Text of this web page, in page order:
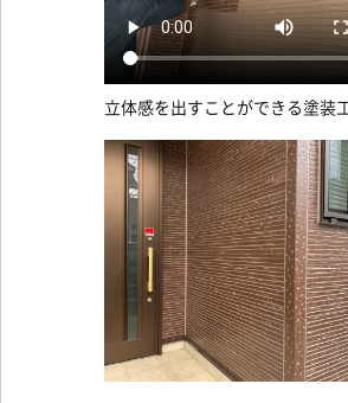
立体感を出すことができる塗装